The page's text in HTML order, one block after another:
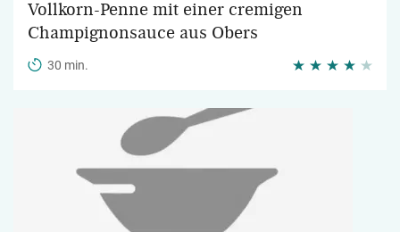
Vollkorn-Penne mit einer cremigen
Champignonsauce aus Obers
30 min.